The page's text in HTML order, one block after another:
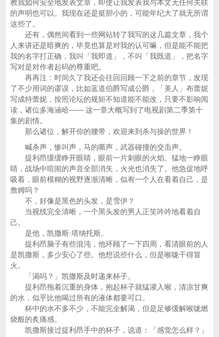
教我如何安全地发表文章，即使让我发表我与本文无任何关联
的声明也可以。我现在还是挺胆小的，可能年纪大了就无所谓
这些了。
还有，偶然间看到一些网站转了我写的这几篇文章，我个
人来讲还是暗爽的，毕竟也算是对我的认可嘛，但是能不能把
我的名字打正确，我叫「我即道」，不叫「我既道」，把名字
写对是对作者起码的尊重吧。
再再注：时间久了我还会往回回顾一下之前的章节，发现
了不少用词的谬误，比如蓝道伯爵写成公爵，「美人」布蕾妮
写成特蕾妮，按照论坛的规矩不知道能不能改，只要不影响阅
读，诸位多海涵哈—— 这一章大概写到了电视剧第二季第十
集的剧情。
那么诸位，解开你的腰带，欢迎来到杀与操的世界！
喊杀声，惨叫声，马的嘶声，武器碰撞的交击声。
提利昂缓缓睁开眼睛，眼前一片刺眼的火焰。猛地一睁眼
睛，战场中喧闹的声音全部消失，火光也消失了。他急促地呼
吸着，眼前模糊的视野逐渐清晰，似有一个人在看着自己，是
詹姆吗？
不，好像是黑色的头发，是雪伊？
当视线完全清晰，一个黑头发的男人正笑吟吟地看着自
己。
是他，凯撒斯·塔纳托斯。
提利昂脑子有些混沌，他环顾了一下四周，看清眼前的人
是凯撒斯，多少安心了些。他想说些什么，但是喉咙干得冒
火。
「渴吗？」凯撒斯及时递来杯子。
提利昂拖着沉重的身体，抱起杯子就猛灌入喉，清凉甘爽
的水，似乎比他喝过所有的液体都要可口。
杯中的水不多不少，不能完全解渴，但是足够缓解喉咙燃
烧般的炙痛感。
凯撒斯接过提利昂手中的杯子，说道：「感觉怎么样？」